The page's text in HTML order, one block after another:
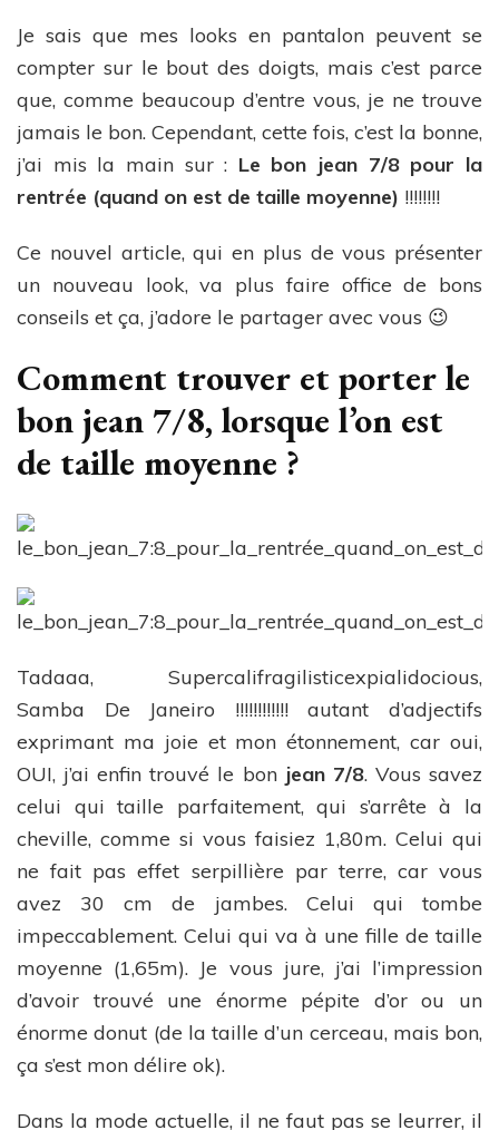
Je sais que mes looks en pantalon peuvent se
compter sur le bout des doigts, mais c’est parce
que, comme beaucoup d’entre vous, je ne trouve
jamais le bon. Cependant, cette fois, c’est la bonne,
j’ai mis la main sur : Le bon jean 7/8 pour la
rentrée (quand on est de taille moyenne) !!!!!!!!
Ce nouvel article, qui en plus de vous présenter
un nouveau look, va plus faire office de bons
conseils et ça, j’adore le partager avec vous 😉
Comment trouver et porter le
bon jean 7/8, lorsque l’on est
de taille moyenne ?
Tadaaa, Supercalifragilisticexpialidocious,
Samba De Janeiro !!!!!!!!!!!! autant d’adjectifs
exprimant ma joie et mon étonnement, car oui,
OUI, j’ai enfin trouvé le bon jean 7/8. Vous savez
celui qui taille parfaitement, qui s’arrête à la
cheville, comme si vous faisiez 1,80m. Celui qui
ne fait pas effet serpillière par terre, car vous
avez 30 cm de jambes. Celui qui tombe
impeccablement. Celui qui va à une fille de taille
moyenne (1,65m). Je vous jure, j’ai l’impression
d’avoir trouvé une énorme pépite d’or ou un
énorme donut (de la taille d’un cerceau, mais bon,
ça s’est mon délire ok).
Dans la mode actuelle, il ne faut pas se leurrer, il